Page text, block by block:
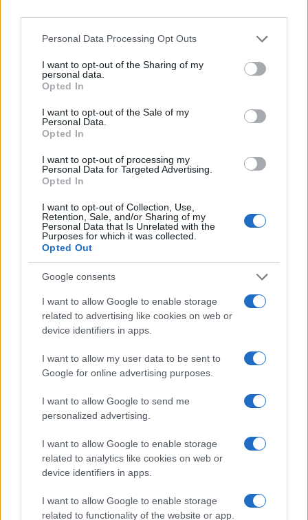
Personal Data Processing Opt Outs
I want to opt-out of the Sharing of my
personal data.
Opted In
I want to opt-out of the Sale of my
Personal Data.
Opted In
I want to opt-out of processing my
Personal Data for Targeted Advertising.
Opted In
I want to opt-out of Collection, Use,
Retention, Sale, and/or Sharing of my
Personal Data that Is Unrelated with the
Purposes for which it was collected.
Opted Out
Google consents
I want to allow Google to enable storage
related to advertising like cookies on web or
device identifiers in apps.
I want to allow my user data to be sent to
Google for online advertising purposes.
I want to allow Google to send me
personalized advertising.
I want to allow Google to enable storage
related to analytics like cookies on web or
device identifiers in apps.
I want to allow Google to enable storage
related to functionality of the website or app.